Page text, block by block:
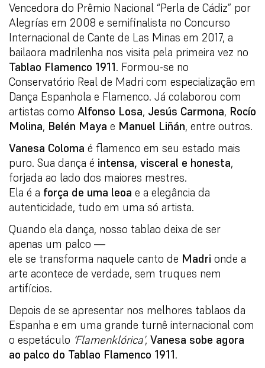
Vencedora do Prêmio Nacional “Perla de Cádiz” por
Alegrías em 2008 e semifinalista no Concurso
Internacional de Cante de Las Minas em 2017, a
bailaora madrilenha nos visita pela primeira vez no
Tablao Flamenco 1911. Formou-se no
Conservatório Real de Madri com especialização em
Dança Espanhola e Flamenco. Já colaborou com
artistas como Alfonso Losa, Jesús Carmona, Rocío
Molina, Belén Maya e Manuel Liñán, entre outros.
Vanesa Coloma é flamenco em seu estado mais
puro. Sua dança é intensa, visceral e honesta,
forjada ao lado dos maiores mestres.
Ela é a força de uma leoa e a elegância da
autenticidade, tudo em uma só artista.
Quando ela dança, nosso tablao deixa de ser
apenas um palco —
ele se transforma naquele canto de Madri onde a
arte acontece de verdade, sem truques nem
artifícios.
Depois de se apresentar nos melhores tablaos da
Espanha e em uma grande turnê internacional com
o espetáculo ‘Flamenklórica’, Vanesa sobe agora
ao palco do Tablao Flamenco 1911.